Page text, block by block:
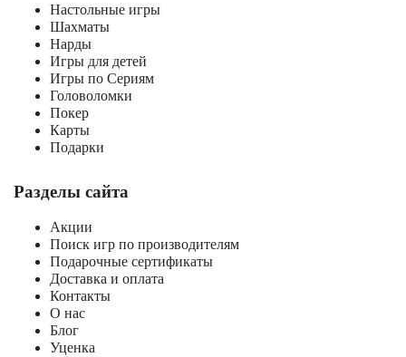
Настольные игры
Шахматы
Нарды
Игры для детей
Игры по Сериям
Головоломки
Покер
Карты
Подарки
Разделы сайта
Акции
Поиск игр по производителям
Подарочные сертификаты
Доставка и оплата
Контакты
О нас
Блог
Уценка